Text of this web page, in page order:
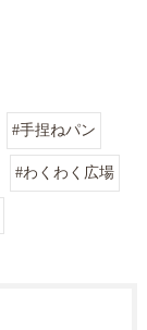
#手捏ねパン
#わくわく広場